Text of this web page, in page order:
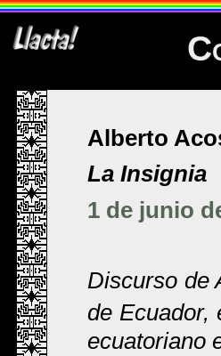
Alberto
La Insignia
1 de junio
Discurso de
de
ecuatoriano